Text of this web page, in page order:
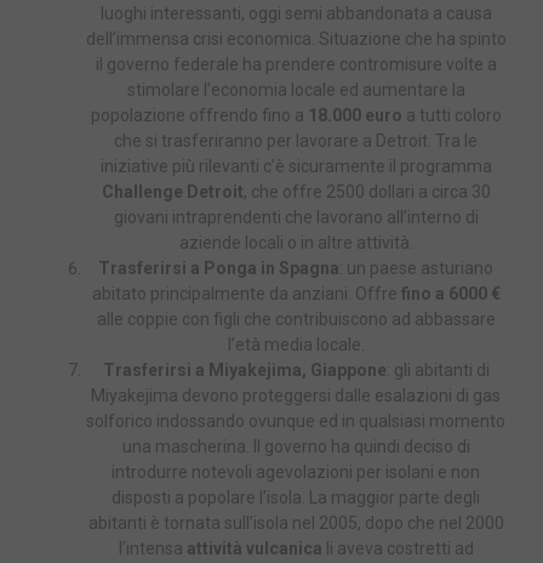
luoghi interessanti, oggi semi abbandonata a causa
dell’immensa crisi economica. Situazione che ha spinto
il governo federale ha prendere contromisure volte a
stimolare l’economia locale ed aumentare la
popolazione offrendo fino a 18.000 euro a tutti coloro
che si trasferiranno per lavorare a Detroit. Tra le
iniziative più rilevanti c’è sicuramente il programma
Challenge Detroit, che offre 2500 dollari a circa 30
giovani intraprendenti che lavorano all’interno di
aziende locali o in altre attività.
Trasferirsi a Ponga in Spagna: un paese asturiano
abitato principalmente da anziani. Offre fino a 6000 €
alle coppie con figli che contribuiscono ad abbassare
l’età media locale.
Trasferirsi a Miyakejima, Giappone: gli abitanti di
Miyakejima devono proteggersi dalle esalazioni di gas
solforico indossando ovunque ed in qualsiasi momento
una mascherina. Il governo ha quindi deciso di
introdurre notevoli agevolazioni per isolani e non
disposti a popolare l’isola. La maggior parte degli
abitanti è tornata sull’isola nel 2005, dopo che nel 2000
l’intensa attività vulcanica li aveva costretti ad